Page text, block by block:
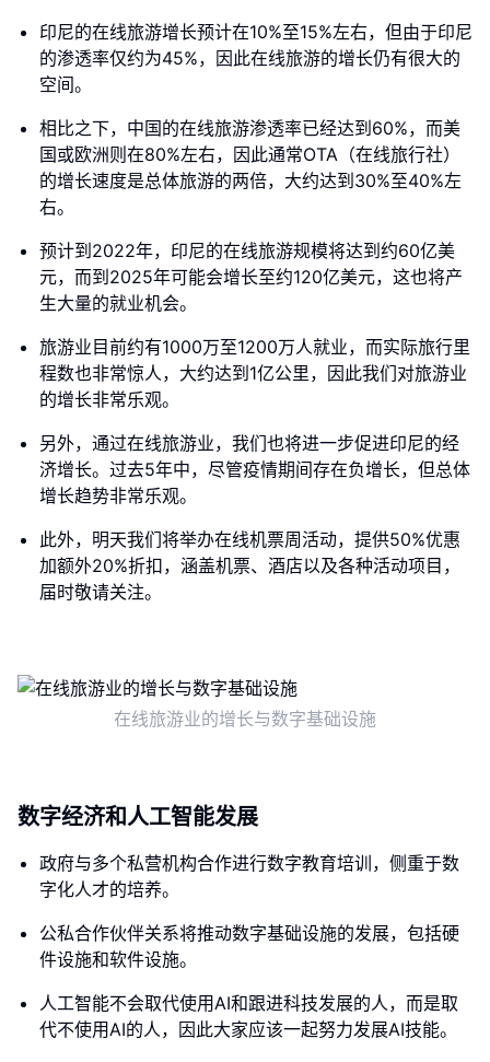
印尼的在线旅游增长预计在10%至15%左右，但由于印尼
的渗透率仅约为45%，因此在线旅游的增长仍有很大的
空间。
相比之下，中国的在线旅游渗透率已经达到60%，而美
国或欧洲则在80%左右，因此通常OTA（在线旅行社）
的增长速度是总体旅游的两倍，大约达到30%至40%左
右。
预计到2022年，印尼的在线旅游规模将达到约60亿美
元，而到2025年可能会增长至约120亿美元，这也将产
生大量的就业机会。
旅游业目前约有1000万至1200万人就业，而实际旅行里
程数也非常惊人，大约达到1亿公里，因此我们对旅游业
的增长非常乐观。
另外，通过在线旅游业，我们也将进一步促进印尼的经
济增长。过去5年中，尽管疫情期间存在负增长，但总体
增长趋势非常乐观。
此外，明天我们将举办在线机票周活动，提供50%优惠
加额外20%折扣，涵盖机票、酒店以及各种活动项目，
届时敬请关注。
在线旅游业的增长与数字基础设施
数字经济和人工智能发展
政府与多个私营机构合作进行数字教育培训，侧重于数
字化人才的培养。
公私合作伙伴关系将推动数字基础设施的发展，包括硬
件设施和软件设施。
人工智能不会取代使用AI和跟进科技发展的人，而是取
代不使用AI的人，因此大家应该一起努力发展AI技能。